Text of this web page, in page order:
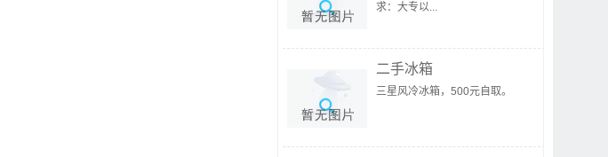
求：大专以...
二手冰箱
三星风冷冰箱，500元自取。